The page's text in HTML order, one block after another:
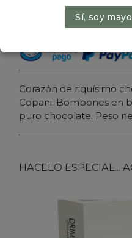
Corazón de riquísimo
Copani. Bombones en
puro chocolate. Peso
HACELO ESPECIAL...